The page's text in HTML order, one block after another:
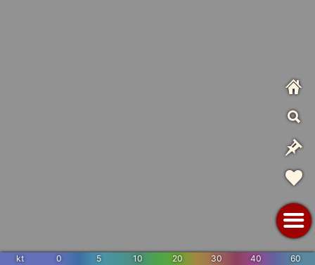
kt 0 5 10 20 30 40 60